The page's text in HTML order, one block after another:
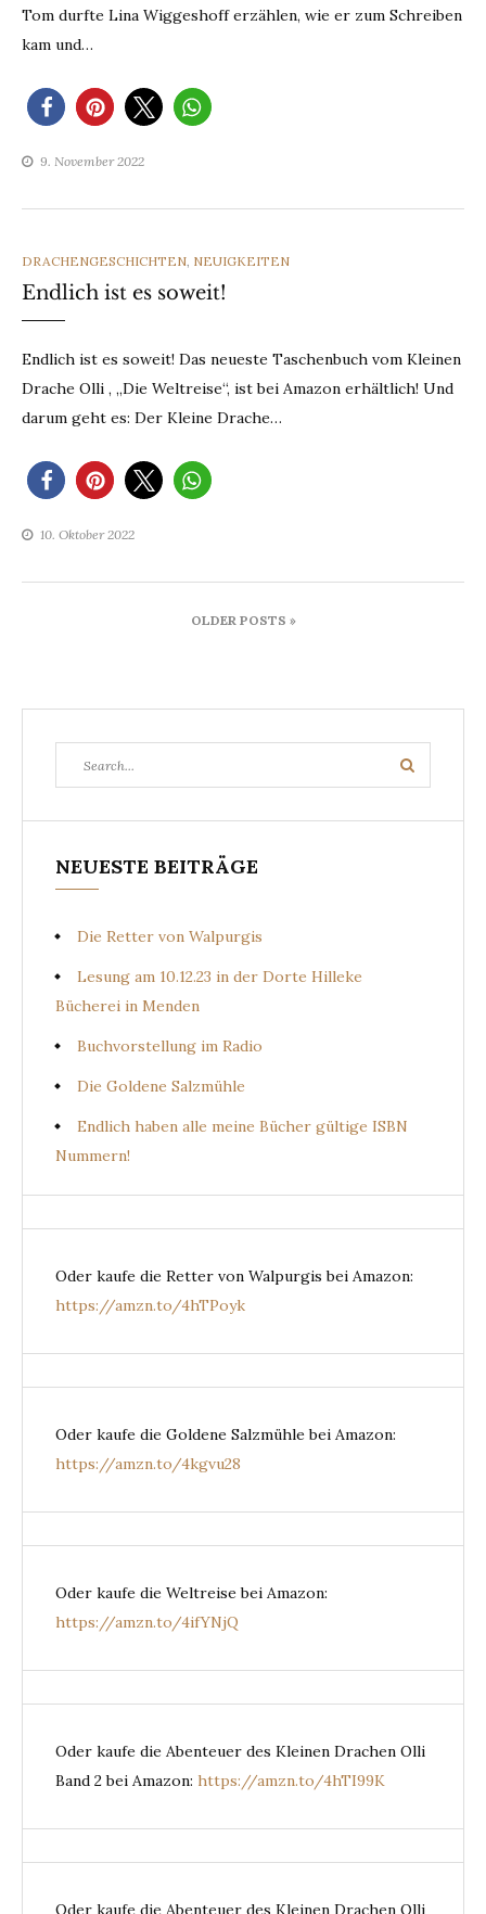
Tom durfte Lina Wiggeshoff erzählen, wie er zum Schreiben
kam und…
9. November 2022
CATEGORIES
DRACHENGESCHICHTEN, NEUIGKEITEN
Endlich ist es soweit!
Endlich ist es soweit! Das neueste Taschenbuch vom Kleinen
Drache Olli , „Die Weltreise“, ist bei Amazon erhältlich! Und
darum geht es: Der Kleine Drache…
10. Oktober 2022
Beitragsnavigation
OLDER POSTS »
for:
Search
NEUESTE BEITRÄGE
Die Retter von Walpurgis
Lesung am 10.12.23 in der Dorte Hilleke
Bücherei in Menden
Buchvorstellung im Radio
Die Goldene Salzmühle
Endlich haben alle meine Bücher gültige ISBN
Nummern!
Oder kaufe die Retter von Walpurgis bei Amazon:
https://amzn.to/4hTPoyk
Oder kaufe die Goldene Salzmühle bei Amazon:
https://amzn.to/4kgvu28
Oder kaufe die Weltreise bei Amazon:
https://amzn.to/4ifYNjQ
Oder kaufe die Abenteuer des Kleinen Drachen Olli
Band 2 bei Amazon: https://amzn.to/4hTI99K
Oder kaufe die Abenteuer des Kleinen Drachen Olli